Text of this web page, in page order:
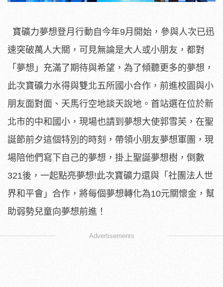
寶礦力夢想登月行動自今年9月開始，參與人次已迅
速突破萬人大關，可見無論是大人或小朋友，都對
「夢想」充滿了期待與希望，為了傾聽更多的夢想，
此次寶礦力水得與雙北五所國小合作，前進校園與小
朋友面對面、天馬行空地談天說地。首站選在位於新
北市的中和國小，現場也請到夢想大使郭雪芙，在聖
誕節前夕這個特別的時刻，帶領小朋友夢想軍團，現
場陪他們寫下自己的夢想，掛上聖誕夢想樹，倒數
321後，一起點亮夢想!此次寶礦力還與「社團法人世
界和平會」合作，將每個夢想轉化為10元關懷金，幫
助弱勢兒童向夢想前進！
Advertisements